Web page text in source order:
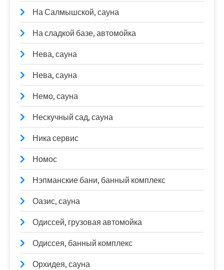
На Салмышской, сауна
На сладкой базе, автомойка
Нева, сауна
Нева, сауна
Немо, сауна
Нескучный сад, сауна
Ника сервис
Номос
Нэпманские бани, банный комплекс
Оазис, сауна
Одиссей, грузовая автомойка
Одиссея, банный комплекс
Орхидея, сауна